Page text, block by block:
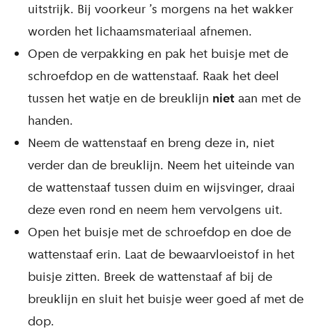
uitstrijk. Bij voorkeur ’s morgens na het wakker
worden het lichaamsmateriaal afnemen.
Open de verpakking en pak het buisje met de
schroefdop en de wattenstaaf. Raak het deel
tussen het watje en de breuklijn niet aan met de
handen.
Neem de wattenstaaf en breng deze in, niet
verder dan de breuklijn. Neem het uiteinde van
de wattenstaaf tussen duim en wijsvinger, draai
deze even rond en neem hem vervolgens uit.
Open het buisje met de schroefdop en doe de
wattenstaaf erin. Laat de bewaarvloeistof in het
buisje zitten. Breek de wattenstaaf af bij de
breuklijn en sluit het buisje weer goed af met de
dop.